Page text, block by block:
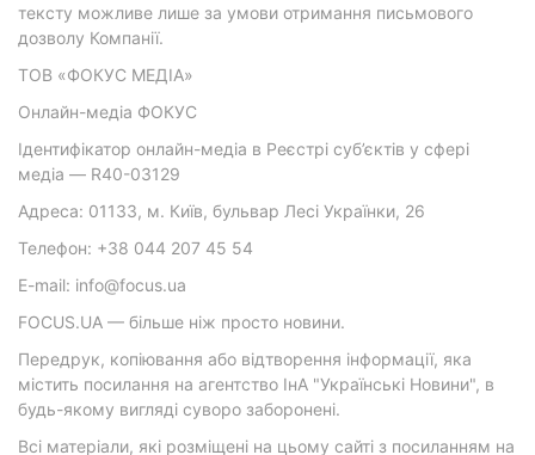
тексту можливе лише за умови отримання письмового
дозволу Компанії.
ТОВ «ФОКУС МЕДІА»
Онлайн-медіа ФОКУС
Ідентифікатор онлайн-медіа в Реєстрі суб’єктів у сфері
медіа — R40-03129
Адреса: 01133, м. Київ, бульвар Лесі Українки, 26
Телефон: +38 044 207 45 54
E-mail: info@focus.ua
FOCUS.UA — більше ніж просто новини.
Передрук, копіювання або відтворення інформації, яка
містить посилання на агентство ІнА "Українські Новини", в
будь-якому вигляді суворо заборонені.
Всі матеріали, які розміщені на цьому сайті з посиланням на